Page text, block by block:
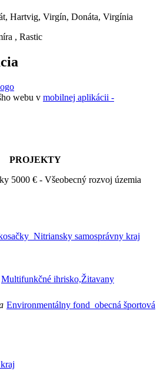
Hartvig, Virgín, Donáta, Virgínia
, Rastic
webu v mobilnej aplikácii -
PROJEKTY
5000 € - Všeobecný rozvoj územia
samosprávny kraj
Multifunkčné ihrisko,Žitavany
Environmentálny fond_obecná športová